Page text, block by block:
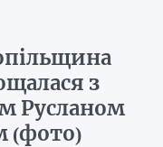
з
Русланом
(фото)